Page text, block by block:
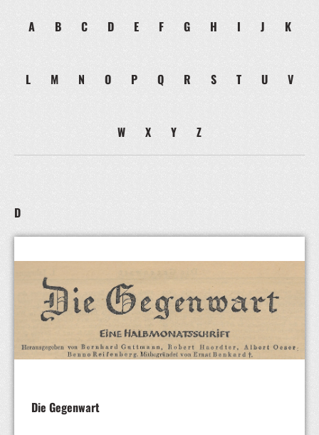
A B C D E F G H I J K
L M N O P Q R S T U V
W X Y Z
D
Die Gegenwart